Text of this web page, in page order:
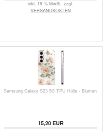
inkl. 19 % MwSt. zzgl.
VERSANDKOSTEN
Samsung Galaxy S23 5G TPU Hülle - Blumen
15,20EUR